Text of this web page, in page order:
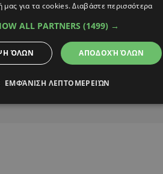
μας για τα cookies.Διαβάστε περισσότερα
ALL PARTNERS (1499) →
ΑΠΟΔΟΧΉ ΌΛΩΝ
ΌΛΩΝ
ΕΜΦΆΝΙΣΗ ΛΕΠΤΟΜΕΡΕΙΏΝ